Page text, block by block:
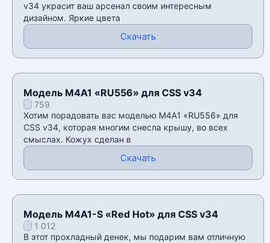
v34 украсит ваш арсенал своим интересным
дизайном. Яркие цвета
Скачать
Модель M4A1 «RU556» для CSS v34
759
Хотим порадовать вас моделью M4A1 «RU556» для
CSS v34, которая многим снесла крышу, во всех
смыслах. Кожух сделан в
Скачать
Модель M4A1-S «Red Hot» для CSS v34
1 012
В этот прохладный денек, мы подарим вам отличную